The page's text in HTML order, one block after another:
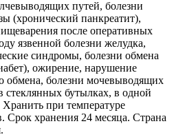
путей, болезни
(хронический панкреатит),
после оперативных
язвенной болезни желудка,
синдромы, болезни обмена
ожирение, нарушение
обмена, болезни мочевыводящих
стеклянных бутылках, в одной
при температуре
Срок хранения 24 месяца. Страна